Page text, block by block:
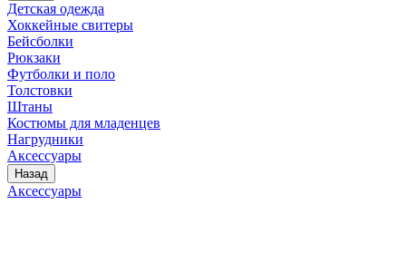
Детская одежда
Хоккейные свитеры
Бейсболки
Рюкзаки
Футболки и поло
Толстовки
Штаны
Костюмы для младенцев
Нагрудники
Аксессуары
Назад
Аксессуары